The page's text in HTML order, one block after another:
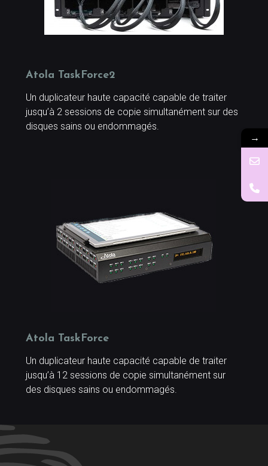
Atola TaskForce2
Un duplicateur haute capacité capable de traiter
jusqu’à 2 sessions de copie simultanément sur des
disques sains ou endommagés.
Atola TaskForce
Un duplicateur haute capacité capable de traiter
jusqu’à 12 sessions de copie simultanément sur
des disques sains ou endommagés.
→